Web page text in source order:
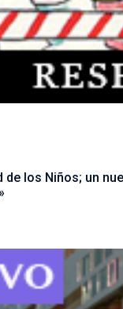
de los Niños; un